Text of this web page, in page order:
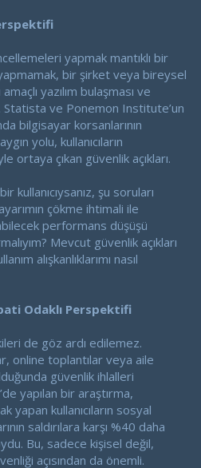
yapmak mantıklı bir
bir şirket veya bireysel
yazılım bulaşması ve
Statista ve Ponemon Institute’un
bilgisayar korsanlarının
yolu, kullanıcıların
ortaya çıkan güvenlik açıkları.
kullanıcıysanız, şu soruları
çökme ihtimali ile
performans düşüşü
Mevcut güvenlik açıkları
alışkanlıklarımı nasıl
Odaklı Perspektifi
de göz ardı edilemez.
online toplantılar veya aile
güvenlik ihlalleri
yapılan bir araştırma,
yapan kullanıcıların sosyal
saldırılara karşı %40 daha
Bu, sadece kişisel değil,
açısından da önemli.